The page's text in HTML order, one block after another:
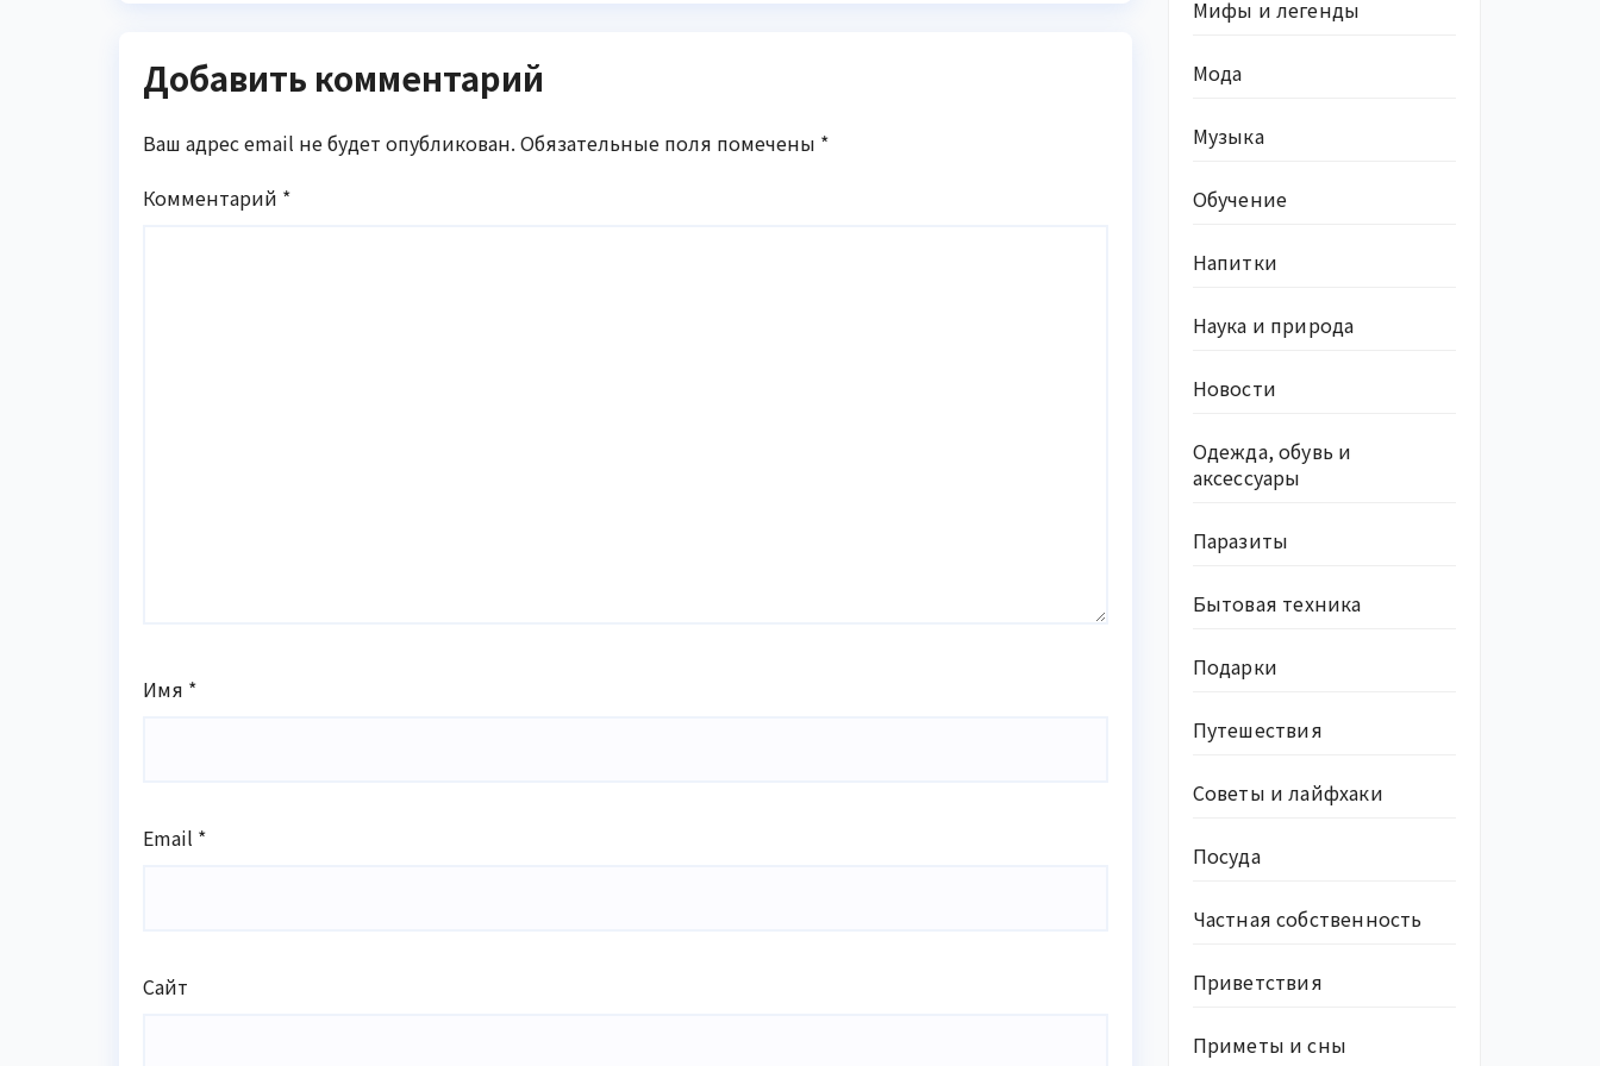
Украины
Добавить комментарий
Ваш адрес email не будет опубликован. Обязательные поля помечены *
Комментарий *
Имя *
Email *
Сайт
Мифы и легенды
Мода
Музыка
Обучение
Напитки
Наука и природа
Новости
Одежда, обувь и
аксессуары
Паразиты
Бытовая техника
Подарки
Путешествия
Советы и лайфхаки
Посуда
Частная собственность
Приветствия
Приметы и сны